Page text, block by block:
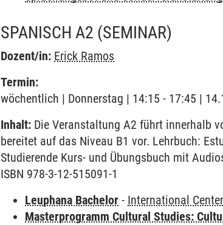
SPANISCH A2 (SEMINAR)
Dozent/in: Erick Ramos
Termin:
wöchentlich | Donnerstag | 14:15 - 17:45 |
Inhalt: Die Veranstaltung A2 führt innerhalb
bereitet auf das Niveau B1 vor. Lehrbuch:
Studierende Kurs- und Übungsbuch mit
ISBN 978-3-12-515091-1
Leuphana Bachelor - International
Masterprogramm Cultural Studies: